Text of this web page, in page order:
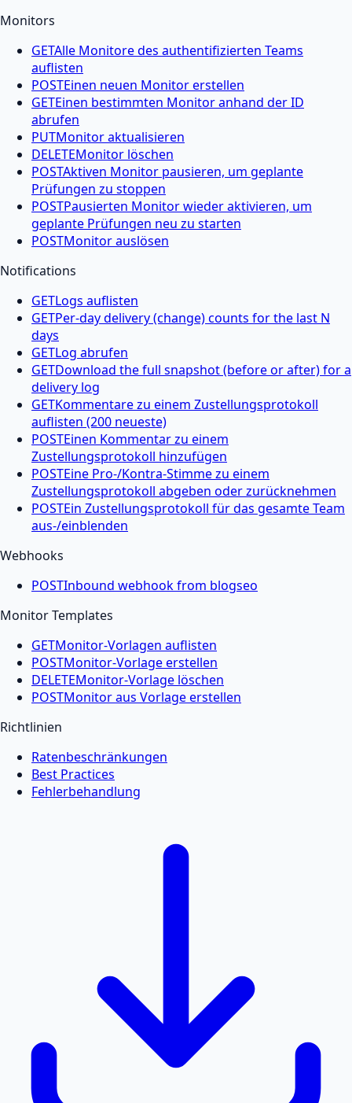
Monitors
GETAlle Monitore des authentifizierten Teams
auflisten
POSTEinen neuen Monitor erstellen
GETEinen bestimmten Monitor anhand der ID
abrufen
PUTMonitor aktualisieren
DELETEMonitor löschen
POSTAktiven Monitor pausieren, um geplante
Prüfungen zu stoppen
POSTPausierten Monitor wieder aktivieren, um
geplante Prüfungen neu zu starten
POSTMonitor auslösen
Notifications
GETLogs auflisten
GETPer-day delivery (change) counts for the last N
days
GETLog abrufen
GETDownload the full snapshot (before or after) for a
delivery log
GETKommentare zu einem Zustellungsprotokoll
auflisten (200 neueste)
POSTEinen Kommentar zu einem
Zustellungsprotokoll hinzufügen
POSTEine Pro-/Kontra-Stimme zu einem
Zustellungsprotokoll abgeben oder zurücknehmen
POSTEin Zustellungsprotokoll für das gesamte Team
aus-/einblenden
Webhooks
POSTInbound webhook from blogseo
Monitor Templates
GETMonitor-Vorlagen auflisten
POSTMonitor-Vorlage erstellen
DELETEMonitor-Vorlage löschen
POSTMonitor aus Vorlage erstellen
Richtlinien
Ratenbeschränkungen
Best Practices
Fehlerbehandlung